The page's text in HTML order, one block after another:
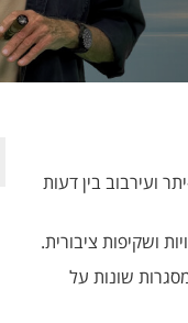
ועירבוב בין דעות
ושקיפות ציבורית.
שונות על